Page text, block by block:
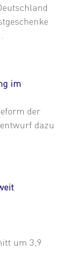
im
der
dazu
um 3,9